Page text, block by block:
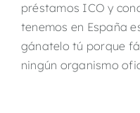
préstamos ICO y
tenemos en España
gánatelo tú porque
ningún organismo